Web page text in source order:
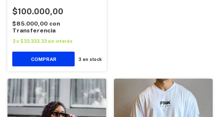
$100.000,00
$85.000,00 con
Transferencia
3x $33.333,33 sin interés
COMPRAR 3 en stock